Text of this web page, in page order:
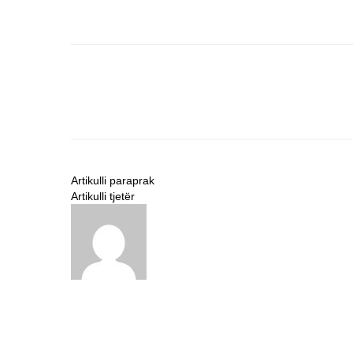
Artikulli paraprak
Artikulli tjetër